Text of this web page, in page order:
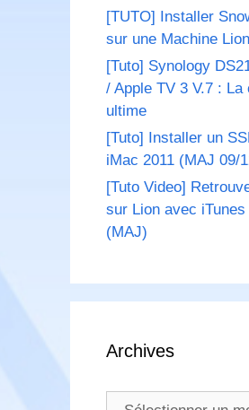
[TUTO] Installer
sur une Machine
[Tuto] Synology
/ Apple TV 3 V.7 : La
ultime
[Tuto] Installer un
iMac 2011 (MAJ 09/
[Tuto Video]
sur Lion avec iTunes
(MAJ)
Archives
Archives